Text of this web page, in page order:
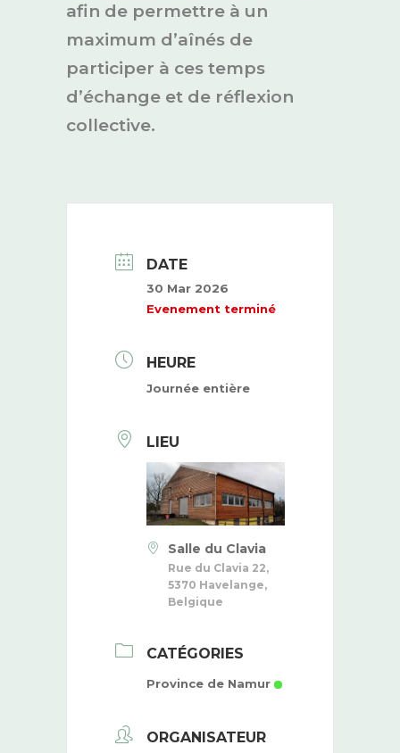
afin de permettre à un
maximum d’aînés de
participer à ces temps
d’échange et de réflexion
collective.
DATE
30 Mar 2026
Evenement terminé
HEURE
Journée entière
LIEU
Salle du Clavia
Rue du Clavia 22,
5370 Havelange,
Belgique
CATÉGORIES
Province de Namur
ORGANISATEUR